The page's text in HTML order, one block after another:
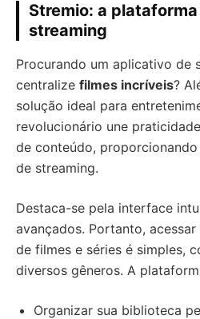
Stremio: a
streaming
Procurando um aplicativo de
centralize filmes incríveis?
solução ideal para
revolucionário une
de conteúdo,
de streaming.
Destaca-se pela interface
avançados. Portanto,
de filmes e séries é simples,
diversos gêneros. A
Organizar sua biblioteca